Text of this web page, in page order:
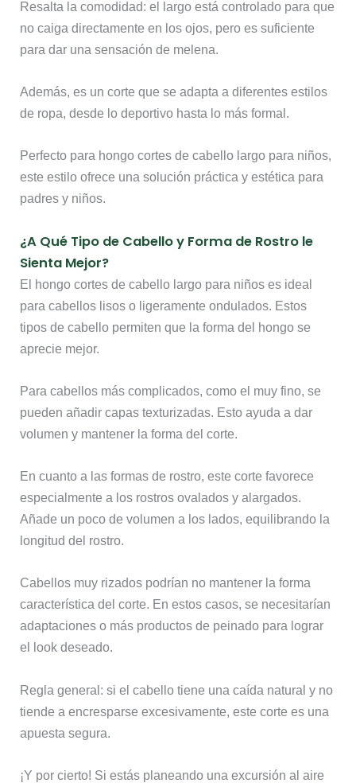
Resalta la comodidad: el largo está controlado para que
no caiga directamente en los ojos, pero es suficiente
para dar una sensación de melena.
Además, es un corte que se adapta a diferentes estilos
de ropa, desde lo deportivo hasta lo más formal.
Perfecto para hongo cortes de cabello largo para niños,
este estilo ofrece una solución práctica y estética para
padres y niños.
¿A Qué Tipo de Cabello y Forma de Rostro le
Sienta Mejor?
El hongo cortes de cabello largo para niños es ideal
para cabellos lisos o ligeramente ondulados. Estos
tipos de cabello permiten que la forma del hongo se
aprecie mejor.
Para cabellos más complicados, como el muy fino, se
pueden añadir capas texturizadas. Esto ayuda a dar
volumen y mantener la forma del corte.
En cuanto a las formas de rostro, este corte favorece
especialmente a los rostros ovalados y alargados.
Añade un poco de volumen a los lados, equilibrando la
longitud del rostro.
Cabellos muy rizados podrían no mantener la forma
característica del corte. En estos casos, se necesitarían
adaptaciones o más productos de peinado para lograr
el look deseado.
Regla general: si el cabello tiene una caída natural y no
tiende a encresparse excesivamente, este corte es una
apuesta segura.
¡Y por cierto! Si estás planeando una excursión al aire